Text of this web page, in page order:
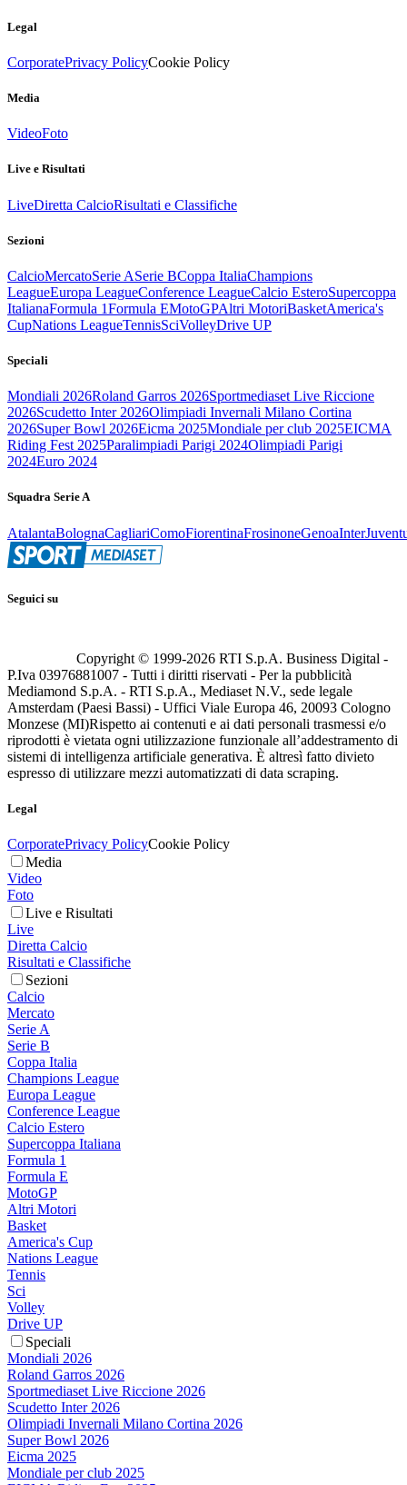
Legal
CorporatePrivacy PolicyCookie Policy
Media
VideoFoto
Live e Risultati
LiveDiretta CalcioRisultati e Classifiche
Sezioni
CalcioMercatoSerie ASerie BCoppa ItaliaChampions
LeagueEuropa LeagueConference LeagueCalcio EsteroSupercoppa
ItalianaFormula 1Formula EMotoGPAltri MotoriBasketAmerica's
CupNations LeagueTennisSciVolleyDrive UP
Speciali
Mondiali 2026Roland Garros 2026Sportmediaset Live Riccione
2026Scudetto Inter 2026Olimpiadi Invernali Milano Cortina
2026Super Bowl 2026Eicma 2025Mondiale per club 2025EICMA
Riding Fest 2025Paralimpiadi Parigi 2024Olimpiadi Parigi
2024Euro 2024
Squadra Serie A
AtalantaBolognaCagliariComoFiorentinaFrosinoneGenoaInter
Seguici su
Copyright © 1999-2026 RTI S.p.A. Business Digital -
P.Iva 03976881007 - Tutti i diritti riservati - Per la pubblicità
Mediamond S.p.A. - RTI S.p.A., Mediaset N.V., sede legale
Amsterdam (Paesi Bassi) - Uffici Viale Europa 46, 20093 Cologno
Monzese (MI)Rispetto ai contenuti e ai dati personali trasmessi e/o
riprodotti è vietata ogni utilizzazione funzionale all’addestramento di
sistemi di intelligenza artificiale generativa. È altresì fatto divieto
espresso di utilizzare mezzi automatizzati di data scraping.
Legal
CorporatePrivacy PolicyCookie Policy
Media
Video
Foto
Live e Risultati
Live
Diretta Calcio
Risultati e Classifiche
Sezioni
Calcio
Mercato
Serie A
Serie B
Coppa Italia
Champions League
Europa League
Conference League
Calcio Estero
Supercoppa Italiana
Formula 1
Formula E
MotoGP
Altri Motori
Basket
America's Cup
Nations League
Tennis
Sci
Volley
Drive UP
Speciali
Mondiali 2026
Roland Garros 2026
Sportmediaset Live Riccione 2026
Scudetto Inter 2026
Olimpiadi Invernali Milano Cortina 2026
Super Bowl 2026
Eicma 2025
Mondiale per club 2025